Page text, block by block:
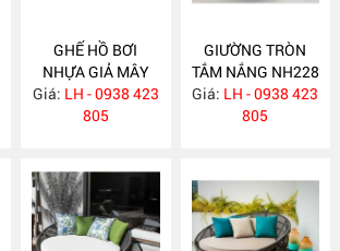
GHẾ HỒ BƠI
NHỰA GIẢ MÂY
NH229
Giá: LH - 0938 423
805
GIƯỜNG TRÒN
TẮM NẮNG NH228
Giá: LH - 0938 423
805